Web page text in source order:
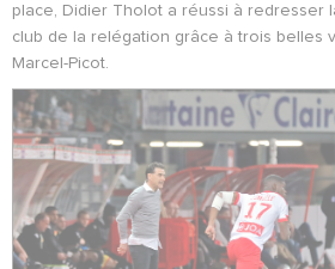
place, Didier Tholot a réussi à redresser
club de la relégation grâce à trois belles
Marcel-Picot.